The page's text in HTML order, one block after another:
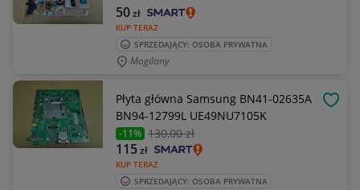
KUP TERAZ
50zł
SPRZEDAJĄCY: OSOBA PRYWATNA
Mogilany
Płyta główna Samsung BN41-02635A
BN94-12799L UE49NU7105K
-11% 130,00 zł
KUP TERAZ
115zł
SPRZEDAJĄCY: OSOBA PRYWATNA